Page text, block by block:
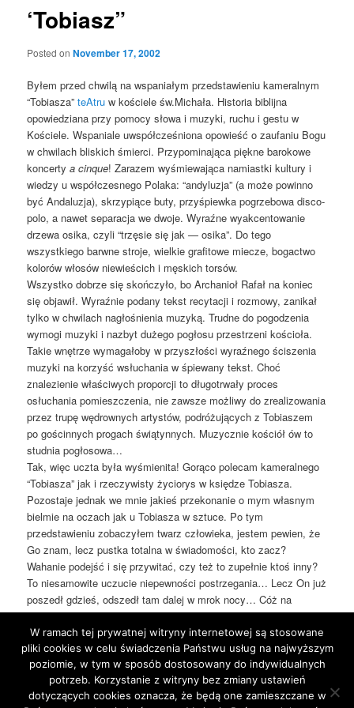
‘Tobiasz”
Posted onNovember 17, 2002
Byłem przed chwilą na wspaniałym przedstawieniu kameralnym
“Tobiasza”teAtru w kościele św.Michała. Historia biblijna
opowiedziana przy pomocy słowa i muzyki, ruchu i gestu w
Kościele. Wspaniale uwspółcześniona opowieść o zaufaniu Bogu
w chwilach bliskich śmierci. Przypominająca piękne barokowe
koncertya cinque! Zarazem wyśmiewająca namiastki kultury i
wiedzy u współczesnego Polaka: “andyluzja” (a może powinno
być Andaluzja), skrzypiące buty, przyśpiewka pogrzebowa disco-
polo, a nawet separacja we dwoje. Wyraźne wyakcentowanie
drzewa osika, czyli “trzęsie się jak — osika”. Do tego
wszystkiego barwne stroje, wielkie grafitowe miecze, bogactwo
kolorów włosów niewieścich i męskich torsów.
Wszystko dobrze się skończyło, bo Archanioł Rafał na koniec
się objawił. Wyraźnie podany tekst recytacji i rozmowy, zanikał
tylko w chwilach nagłośnienia muzyką. Trudne do pogodzenia
wymogi muzyki i nazbyt dużego pogłosu przestrzeni kościoła.
Takie wnętrze wymagałoby w przyszłości wyraźnego ściszenia
muzyki na korzyść wsłuchania w śpiewany tekst. Choć
znalezienie właściwych proporcji to długotrwały proces
osłuchania pomieszczenia, nie zawsze możliwy do zrealizowania
przez trupę wędrownych artystów, podróżujących z Tobiaszem
po gościnnych progach świątynnych. Muzycznie kościół ów to
studnia pogłosowa…
Tak, więc uczta była wyśmienita! Gorąco polecam kameralnego
“Tobiasza” jak i rzeczywisty życiorys w księdze Tobiasza.
Pozostaje jednak we mnie jakieś przekonanie o mym własnym
bielmie na oczach jak u Tobiasza w sztuce. Po tym
przedstawieniu zobaczyłem twarz człowieka, jestem pewien, że
Go znam, lecz pustka totalna w świadomości, kto zacz?
Wahanie podejść i się przywitać, czy też to zupełnie ktoś inny?
To niesamowite uczucie niepewności postrzegania… Lecz On już
poszedł gdzieś, odszedł tam dalej w mrok nocy… Cóż na
najbliższe tygodnie pozostanie to zagadką dla mych bielmem
zasnutych oczu.
This entry was posted inBlogbyjarek. Bookmark thepermalink.
W ramach tej prywatnej witryny internetowej są stosowane
pliki cookies w celu świadczenia Państwu usług na najwyższym
poziomie, w tym w sposób dostosowany do indywidualnych
potrzeb. Korzystanie z witryny bez zmiany ustawień
dotyczących cookies oznacza, że będą one zamieszczane w